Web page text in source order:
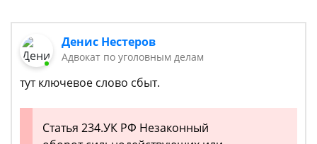
Денис Нестеров
Адвокат по уголовным делам
тут ключевое слово сбыт.
Статья 234.УК РФ Незаконный